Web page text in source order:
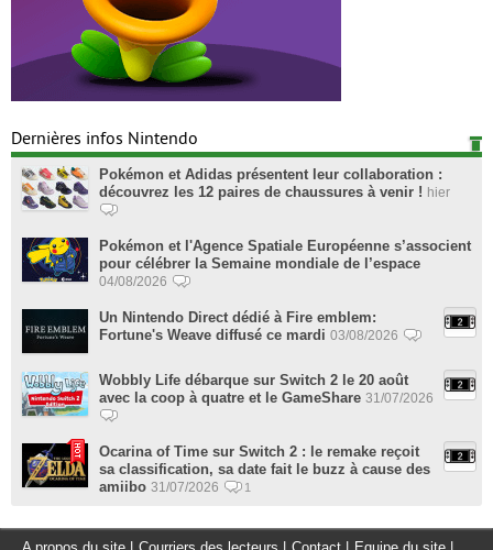
Dernières infos Nintendo
Pokémon et Adidas présentent leur collaboration :
découvrez les 12 paires de chaussures à venir ! hier
Pokémon et l'Agence Spatiale Européenne s’associent
pour célébrer la Semaine mondiale de l’espace
04/08/2026
Un Nintendo Direct dédié à Fire emblem:
Fortune's Weave diffusé ce mardi 03/08/2026
Wobbly Life débarque sur Switch 2 le 20 août
avec la coop à quatre et le GameShare 31/07/2026
Ocarina of Time sur Switch 2 : le remake reçoit
sa classification, sa date fait le buzz à cause des
amiibo 31/07/2026 1